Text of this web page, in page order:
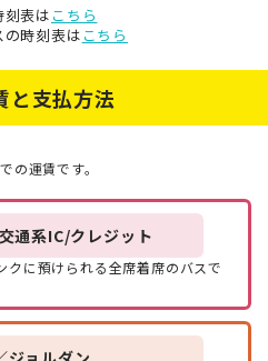
12:45
13:45 ー
13:48
ー
ー ー
15:20 ー
15:23
ー ー
ー
ー
表は こちら
時刻表は こちら
と支払方法
の運賃です。
通系IC/クレジット
クに預けられる全席着席のバスで